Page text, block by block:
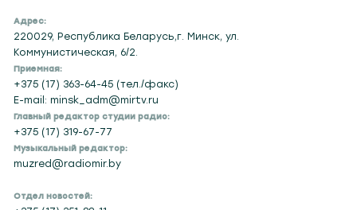
Адрес:
220029, Республика Беларусь,г. Минск, ул.
Коммунистическая, 6/2.
Приемная:
+375 (17) 363-64-45 (тел./факс)
E-mail: minsk_adm@mirtv.ru
Главный редактор студии радио:
+375 (17) 319-67-77
Музыкальный редактор:
muzred@radiomir.by
Отдел новостей: